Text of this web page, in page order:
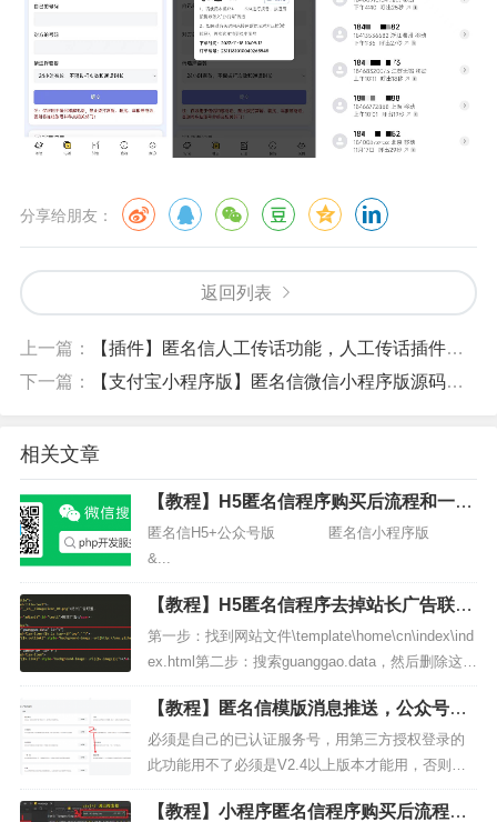
分享给朋友：
返回列表
上一篇：
【插件】匿名信人工传话功能，人工传话插件安装和购买教程
下一篇：
【支付宝小程序版】匿名信微信小程序版源码一封来信表白祝福道歉短信源码下载授权
相关文章
【教程】H5匿名信程序购买后流程和一封
来信搭建使用教程
匿名信H5+公众号版 匿名信小程序版
&...
【教程】H5匿名信程序去掉站长广告联盟
方法
第一步：找到网站文件\template\home\cn\index\ind
ex.html第二步：搜索guanggao.data，然后删除这五
行，不要删错了，保存就可以了去掉广告联盟后将
不在参与广告分佣...
【教程】匿名信模版消息推送，公众号模
版消息配置教程
必须是自己的已认证服务号，用第三方授权登录的
此功能用不了必须是V2.4以上版本才能用，否则会
有bug自v2.4版本后，此教程已适配类目模版和历史
模版，均可使用【不要开启SSL和强制SSL，否则此
【教程】小程序匿名信程序购买后流程和